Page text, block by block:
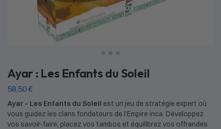
Ayar : Les Enfants du Soleil
58,50€
Ayar – Les Enfants du Soleil est un jeu de stratégie expert où
vous guidez les clans fondateurs de l’Empire inca. Développez
vos savoir-faire, placez vos tambos et équilibrez vos offrandes